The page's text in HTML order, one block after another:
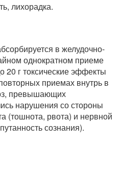
лихорадка.
в желудочно-
однократном приеме
20 г токсические эффекты
приемах внутрь в
превышающих
нарушения со стороны
(тошнота, рвота) и нервной
сознания).